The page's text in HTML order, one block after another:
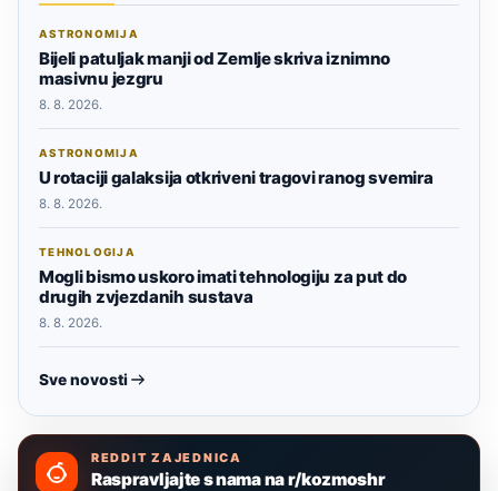
ASTRONOMIJA
Bijeli patuljak manji od Zemlje skriva iznimno
masivnu jezgru
8. 8. 2026.
ASTRONOMIJA
U rotaciji galaksija otkriveni tragovi ranog svemira
8. 8. 2026.
TEHNOLOGIJA
Mogli bismo uskoro imati tehnologiju za put do
drugih zvjezdanih sustava
8. 8. 2026.
Sve novosti
REDDIT ZAJEDNICA
Raspravljajte s nama na r/kozmoshr